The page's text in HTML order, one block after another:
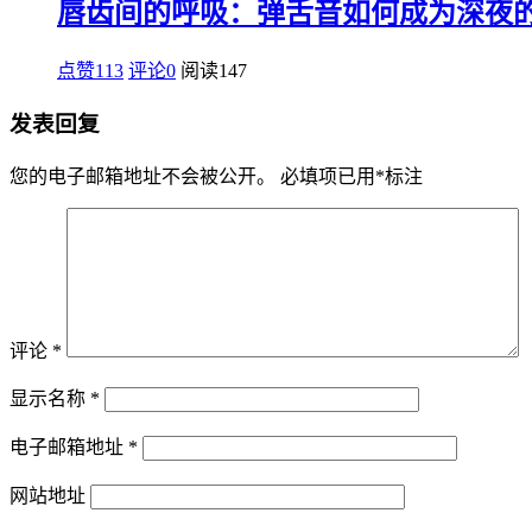
唇齿间的呼吸：弹舌音如何成为深夜
点赞113 评论0 阅读147
发表回复
您的电子邮箱地址不会被公开。 必填项已用 *标注
评论 *
显示名称 *
电子邮箱地址 *
网站地址